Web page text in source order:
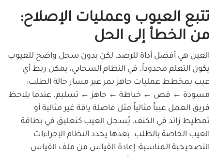
تتبع العيوب وعمليات الإصلاح:
من الخطأ إلى الحل
العين هي أفضل أداة للرصد، لكن بدون سجل واضح للعيوب
يكون التعلم محدوداً. في النظام السحابي، يمكن ربط أي
عيب بمخطط عمليات جاهز يمر عبر مسار حالة الطلب:
مسودة ← قص ← خياطة ← جاهز ← تسليم. عندما يلاحظ
فريق العمل عيباً مثالياً مثل فاصلة ياقة غير مثالية أو
تمطيط زائد في الكتف، يُسجل العيب كتعليق في بطاقة
العيب الخاصة بالطلب. بعدها يحدد النظام الإجراءات
التصحيحية المناسبة: إعادة القياس من ملف القياس